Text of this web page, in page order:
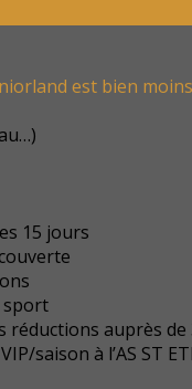
est bien
15 jours
sport
réductions auprès
saison à l’AS ST